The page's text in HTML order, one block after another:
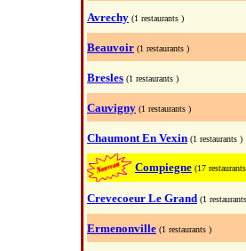
Avrechy (1 restaurants )
Beauvoir (1 restaurants )
Bresles (1 restaurants )
Cauvigny (1 restaurants )
Chaumont En Vexin (1 restaurants )
Compiegne (17
Crevecoeur Le Grand (1
Ermenonville (1 restaurants )